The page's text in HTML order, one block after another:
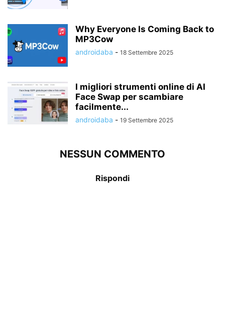
Why Everyone Is Coming Back to
MP3Cow
androidaba - 18 Settembre 2025
I migliori strumenti online di AI
Face Swap per scambiare
facilmente...
androidaba - 19 Settembre 2025
NESSUN COMMENTO
Rispondi